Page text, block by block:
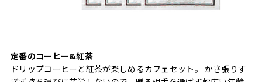
定番のコーヒー&紅茶
ドリップコーヒーと紅茶が楽しめるカフェセット。 かさ張りす